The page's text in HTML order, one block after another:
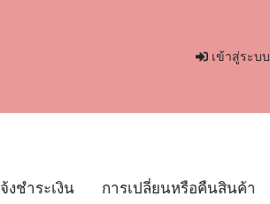
เข้าสู่ระบบ
งชำระเงิน การเปลี่ยนหรือคืนสินค้า